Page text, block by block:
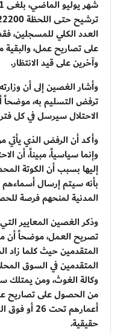
على تصاريح عمل،
وآخرين على قيد الانتظار.
وأشار الغصين إلى أن
ترفض التسليم به، موضحاً
الاحتلال سيرسل في كل
وأكد أن الرفض الذي يأتي
وإنما سياسياً، مبيناً، أن
إليها بسبب أن الكوتة
بأنه سيتم إرسال أسماءهم
المدنية لمنحهم فرصة
وذكر الغصين المعايير
تصريح العمل، موضحاً أن من
المتقدمين حيث كلما
المتقدمين في السوق
وكالة الغوث، ومن يمتلك
من الحصول على تصاريح
حقيقية.